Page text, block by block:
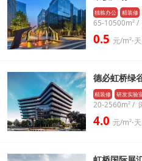
独栋办公 精装修
65-10500m² /
0.5 元/m²⋅
德必虹桥绿
精装修 研发实验
20-2560m² /
4.0 元/m²⋅